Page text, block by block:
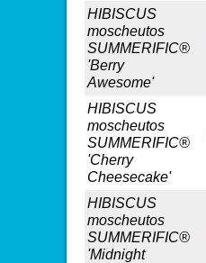
HIBISCUS
moscheutos
SUMMERIFIC®
'Berry
Awesome'
HIBISCUS
moscheutos
SUMMERIFIC®
'Cherry
Cheesecake'
HIBISCUS
moscheutos
SUMMERIFIC®
'Midnight